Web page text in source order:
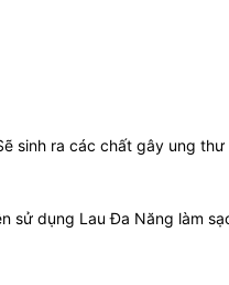
sinh ra các chất gây ung
sử dụng Lau Đa Năng làm